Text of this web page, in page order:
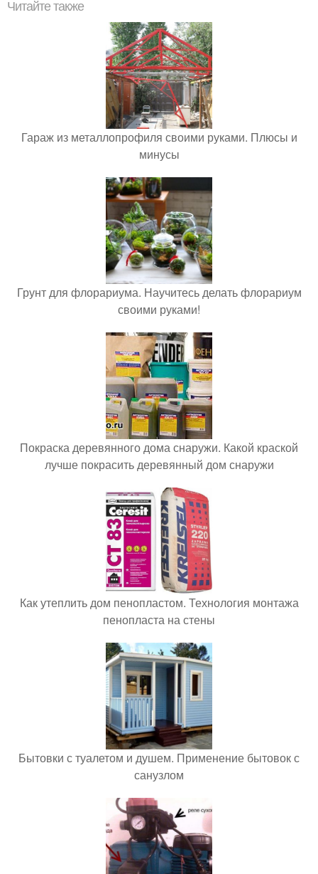
Читайте также
Гараж из металлопрофиля своими руками. Плюсы и
минусы
Грунт для флорариума. Научитесь делать флорариум
своими руками!
Покраска деревянного дома снаружи. Какой краской
лучше покрасить деревянный дом снаружи
Как утеплить дом пенопластом. Технология монтажа
пенопласта на стены
Бытовки с туалетом и душем. Применение бытовок с
санузлом